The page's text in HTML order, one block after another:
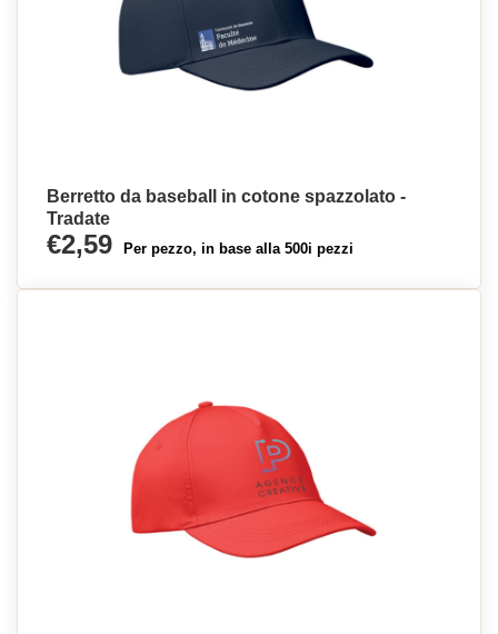
Berretto da baseball in cotone spazzolato -
Tradate
€2,59 Per pezzo, in base alla 500i pezzi